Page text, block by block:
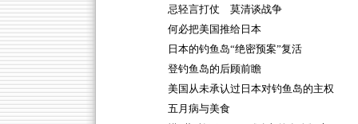
忌轻言打仗 莫清谈战争
何必把美国推给日本
日本的钓鱼岛“绝密预案”复活
登钓鱼岛的后顾前瞻
美国从未承认过日本对钓鱼岛的主权
五月病与美食